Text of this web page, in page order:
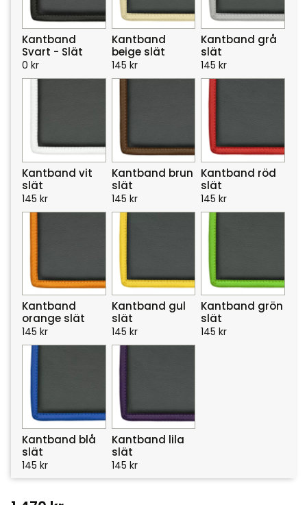
Kantband
Svart - Slät
0 kr
Kantband
beige slät
145 kr
Kantband grå
slät
145 kr
Kantband vit
slät
145 kr
Kantband brun
slät
145 kr
Kantband röd
slät
145 kr
Kantband
orange slät
145 kr
Kantband gul
slät
145 kr
Kantband grön
slät
145 kr
Kantband blå
slät
145 kr
Kantband lila
slät
145 kr